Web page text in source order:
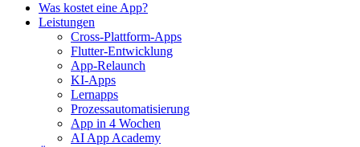
Was kostet eine App?
Leistungen
Cross-Plattform-Apps
Flutter-Entwicklung
App-Relaunch
KI-Apps
Lernapps
Prozessautomatisierung
App in 4 Wochen
AI App Academy